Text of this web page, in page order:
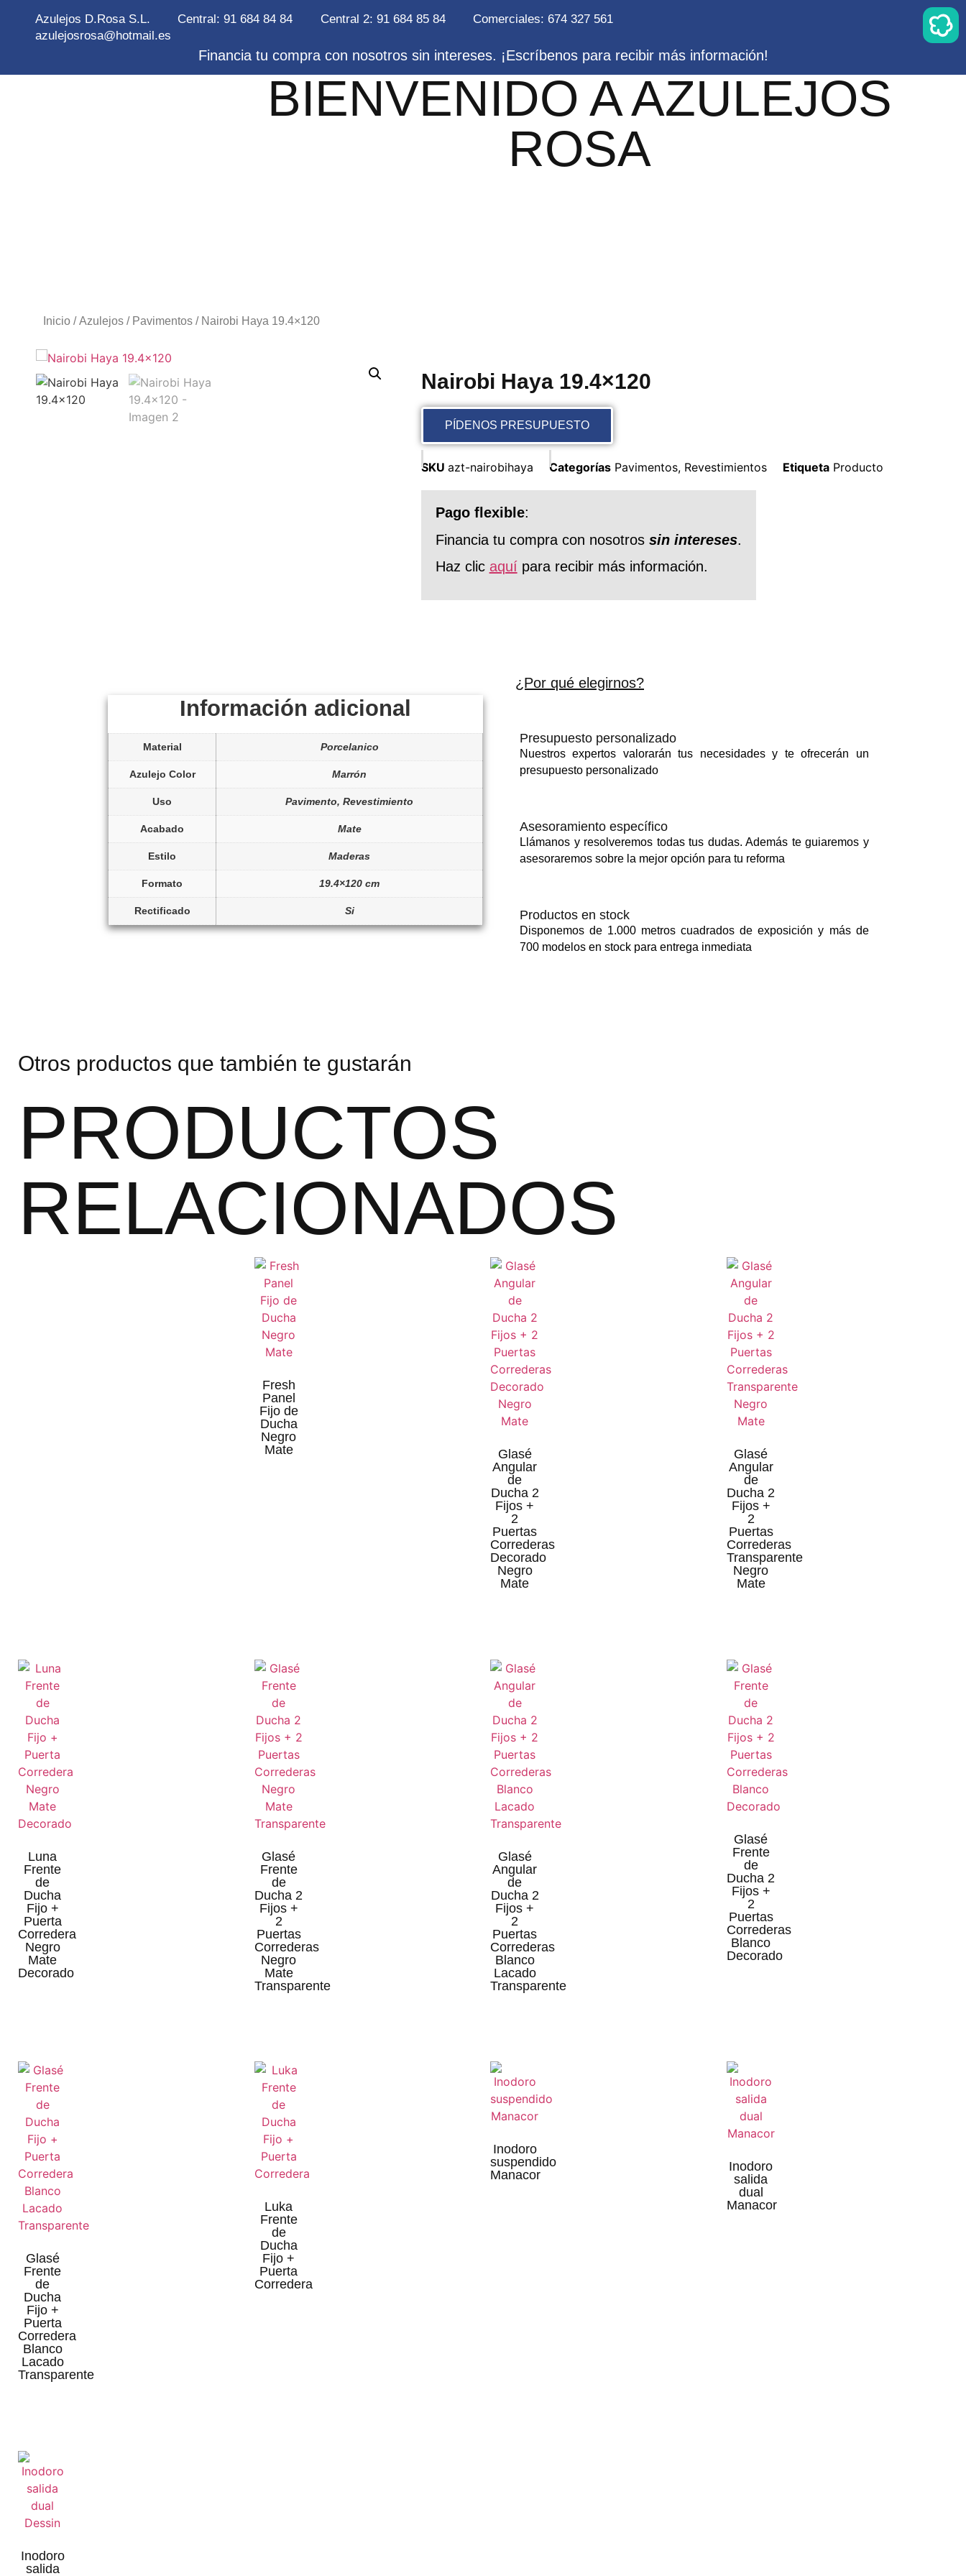
Azulejos D.Rosa S.L. Central: 91 684 84 84 Central 2: 91 684 85 84
Comerciales: 674 327 561
azulejosrosa@hotmail.es
Financia tu compra con nosotros sin intereses. ¡Escríbenos para recibir más información!
BIENVENIDO A AZULEJOS
ROSA
Inicio /Azulejos / Pavimentos / Nairobi Haya 19.4×120
Nairobi Haya 19.4×120
PÍDENOS PRESUPUESTO
SKU azt-nairobihaya Categorías Pavimentos, Revestimientos Etiqueta Producto
Pago flexible:
Financia tu compra con nosotros sin intereses.
Haz clic aquí para recibir más información.
Información adicional
Material Porcelanico
Azulejo Color Marrón
Uso Pavimento, Revestimiento
Acabado Mate
Estilo Maderas
Formato 19.4×120 cm
Rectificado Si
¿Por qué elegirnos?
Presupuesto personalizado
Nuestros expertos valorarán tus necesidades y te ofrecerán un
presupuesto personalizado
Asesoramiento específico
Llámanos y resolveremos todas tus dudas. Además te guiaremos y
asesoraremos sobre la mejor opción para tu reforma
Productos en stock
Disponemos de 1.000 metros cuadrados de exposición y más de
700 modelos en stock para entrega inmediata
Otros productos que también te gustarán
PRODUCTOS
RELACIONADOS
Fresh
Panel
Fijo de
Ducha
Negro
Mate
Glasé
Angular
de
Ducha 2
Fijos +
2
Puertas
Correderas
Decorado
Negro
Mate
Glasé
Angular
de
Ducha 2
Fijos +
2
Puertas
Correderas
Transparente
Negro
Mate
Luna
Frente
de
Ducha
Fijo +
Puerta
Corredera
Negro
Mate
Decorado
Glasé
Frente
de
Ducha 2
Fijos +
2
Puertas
Correderas
Negro
Mate
Transparente
Glasé
Angular
de
Ducha 2
Fijos +
2
Puertas
Correderas
Blanco
Lacado
Transparente
Glasé
Frente
de
Ducha 2
Fijos +
2
Puertas
Correderas
Blanco
Decorado
Glasé
Frente
de
Ducha
Fijo +
Puerta
Corredera
Blanco
Lacado
Transparente
Luka
Frente
de
Ducha
Fijo +
Puerta
Corredera
Inodoro
suspendido
Manacor
Inodoro
salida
dual
Manacor
Inodoro
salida